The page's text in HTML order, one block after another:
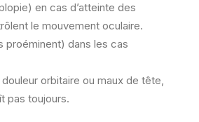
en cas d’atteinte des
le mouvement oculaire.
proéminent) dans les cas
orbitaire ou maux de tête,
pas toujours.